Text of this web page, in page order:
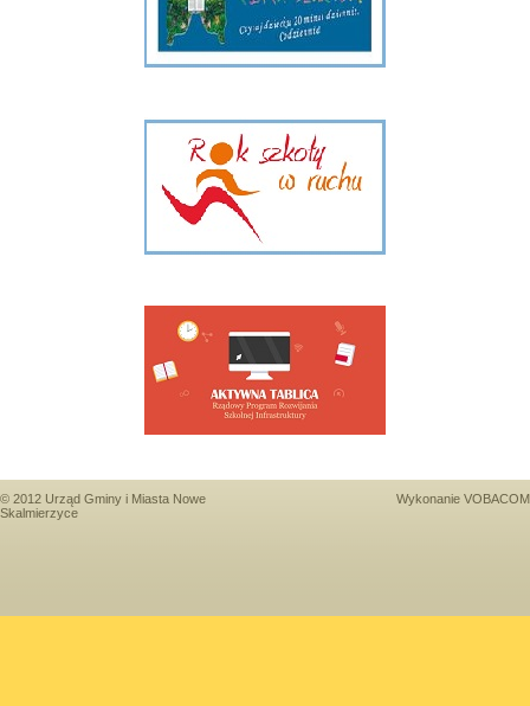
© 2012 Urząd Gminy i Miasta Nowe
Skalmierzyce
Wykonanie VOBACOM